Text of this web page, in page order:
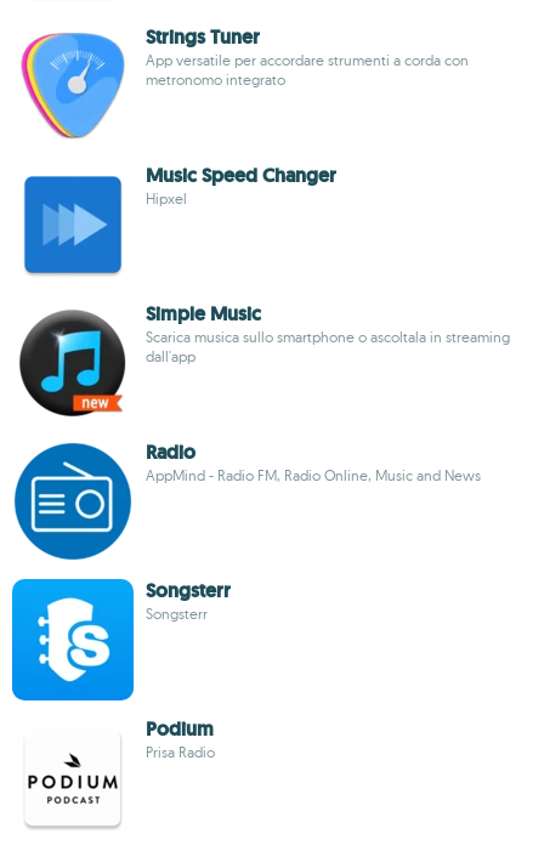
Strings Tuner
App versatile per accordare strumenti a corda con
metronomo integrato
Music Speed Changer
Hipxel
Simple Music
Scarica musica sullo smartphone o ascoltala in streaming
dall'app
Radio
AppMind - Radio FM, Radio Online, Music and News
Songsterr
Songsterr
Podium
Prisa Radio